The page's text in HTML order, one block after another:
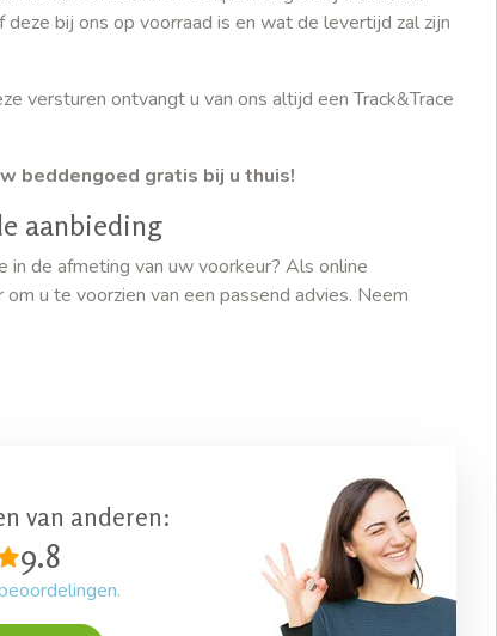
bij ons op voorraad is en wat de levertijd zal zijn
versturen ontvangt u van ons altijd een Track&Trace
beddengoed gratis bij u thuis!
aanbieding
de afmeting van uw voorkeur? Als online
u te voorzien van een passend advies. Neem
van anderen:
9.8